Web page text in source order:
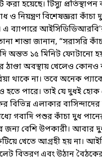
হয়েছে। টিস্যু প্রতিস্থাপন
ও নিয়ন্ত্রণ বিশেষজ্ঞরা কাঁচা
এ ব্যাপারে
জানান, “সরাসরি
অন্তত ১৫ মিনিট ফোটানো
ঠাণ্ডা অবস্থায় খেলেও
থাকে না। তবে অনেক
হতে পারে। তাই যে দুধই হোক
বিভিন্ন এলাকার
গবাদি পশুর কাঁচা দুধ
জন্য বেশি উপকারী। আবার
খেতে আগ্রহী হয় না।
বিতরণ এবং উঠান